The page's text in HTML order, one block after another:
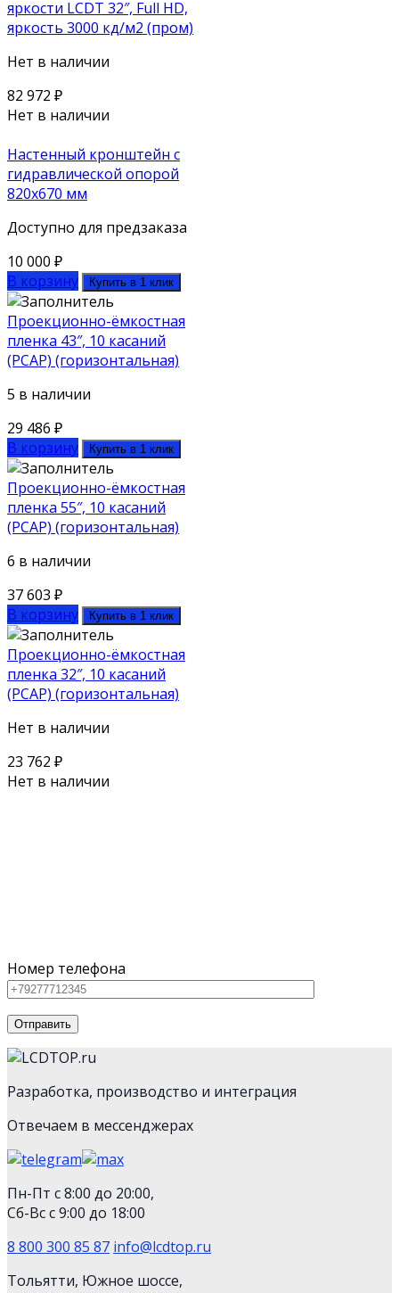
яркости LCDT 32″, Full HD,
яркость 3000 кд/м2 (пром)
Нет в наличии
82 972 ₽
Нет в наличии
Настенный кронштейн с
гидравлической опорой
820х670 мм
Доступно для предзаказа
10 000 ₽
В корзину
Купить в 1 клик
Проекционно-ёмкостная
пленка 43″, 10 касаний
(PCAP) (горизонтальная)
5 в наличии
29 486 ₽
В корзину
Купить в 1 клик
Проекционно-ёмкостная
пленка 55″, 10 касаний
(PCAP) (горизонтальная)
6 в наличии
37 603 ₽
В корзину
Купить в 1 клик
Проекционно-ёмкостная
пленка 32″, 10 касаний
(PCAP) (горизонтальная)
Нет в наличии
23 762 ₽
Нет в наличии
Номер телефона
Разработка, производство и интеграция
Отвечаем в мессенджерах
Пн-Пт с 8:00 до 20:00,
Сб-Вс с 9:00 до 18:00
8 800 300 85 87 info@lcdtop.ru
Тольятти, Южное шоссе,